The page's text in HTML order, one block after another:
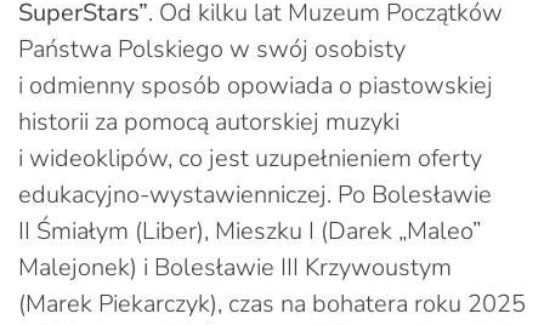
SuperStars”. Od kilku lat Muzeum Początków
Państwa Polskiego w swój osobisty
i odmienny sposób opowiada o piastowskiej
historii za pomocą autorskiej muzyki
i wideoklipów, co jest uzupełnieniem oferty
edukacyjno-wystawienniczej. Po Bolesławie
II Śmiałym (Liber), Mieszku I (Darek „Maleo”
Malejonek) i Bolesławie III Krzywoustym
(Marek Piekarczyk), czas na bohatera roku 2025